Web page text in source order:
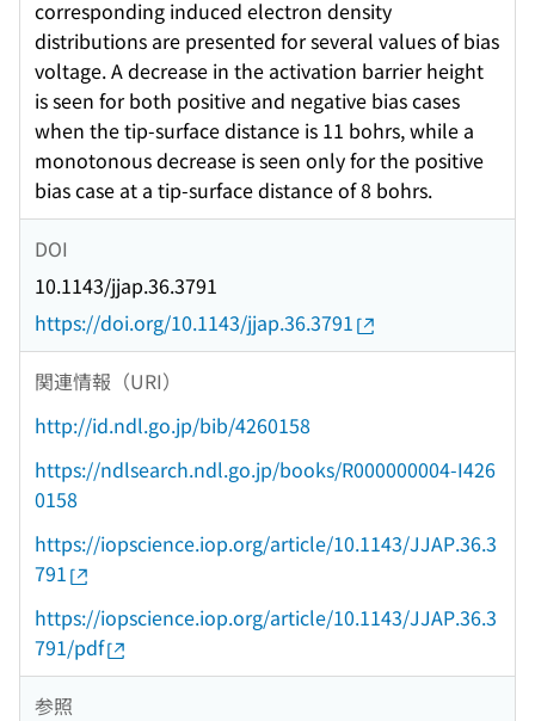
corresponding induced electron density
distributions are presented for several values of bias
voltage. A decrease in the activation barrier height
is seen for both positive and negative bias cases
when the tip-surface distance is 11 bohrs, while a
monotonous decrease is seen only for the positive
bias case at a tip-surface distance of 8 bohrs.
DOI
10.1143/jjap.36.3791
https://doi.org/10.1143/jjap.36.3791
関連情報（URI）
http://id.ndl.go.jp/bib/4260158
https://ndlsearch.ndl.go.jp/books/R000000004-I426
0158
https://iopscience.iop.org/article/10.1143/JJAP.36.3
791
https://iopscience.iop.org/article/10.1143/JJAP.36.3
791/pdf
参照